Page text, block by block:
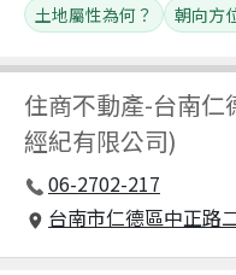
住商不動產-台南仁
經紀有限公司)
06-2702-217
台南市仁德區中正路
土地屬性為何？
朝向方